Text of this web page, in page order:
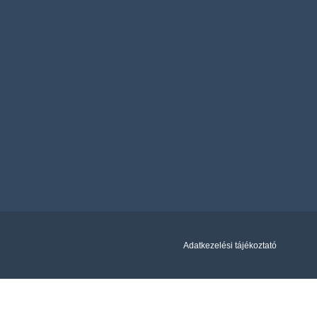
Adatkezelési tájékoztató